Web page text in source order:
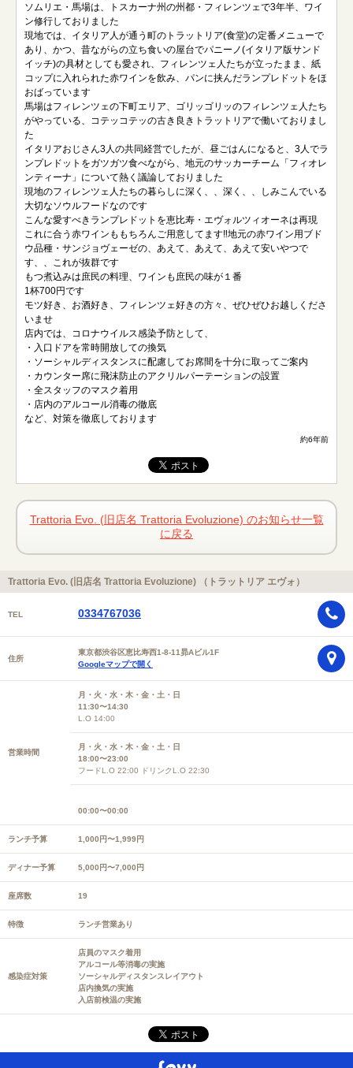
ソムリエ・馬場は、トスカーナ州の州都・フィレンツェで3年半、ワイ
ン修行しておりました
現地では、イタリア人が通う町のトラットリア(食堂)の定番メニューで
あり、かつ、昔ながらの立ち食いの屋台でパニーノ(イタリア版サンド
イッチ)の具材としても愛され、フィレンツェ人たちが立ったまま、紙
コップに入れられた赤ワインを飲み、パンに挟んだランプレドットをほ
おばっています
馬場はフィレンツェの下町エリア、ゴリッゴリッのフィレンツェ人たち
がやっている、コテッコテッの古き良きトラットリアで働いておりまし
た
イタリアおじさん3人の共同経営でしたが、昼ごはんになると、3人でラ
ンプレドットをガツガツ食べながら、地元のサッカーチーム「フィオレ
ンティーナ」について熱く議論しておりました
現地のフィレンツェ人たちの暮らしに深く、、深く、、しみこんでいる
大切なソウルフードなのです
こんな愛すべきランプレドットを恵比寿・エヴォルツィオーネは再現
これに合う赤ワインももちろんご用意してます‼️地元の赤ワイン用ブド
ウ品種・サンジョヴェーゼの、あえて、あえて、あえて安いやつで
す、、これが抜群です
もつ煮込みは庶民の料理、ワインも庶民の味が１番
1杯700円です
モツ好き、お酒好き、フィレンツェ好きの方々、ぜひぜひお越しくださ
いませ
店内では、コロナウイルス感染予防として、
・入口ドアを常時開放しての換気
・ソーシャルディスタンスに配慮してお席間を十分に取ってご案内
・カウンター席に飛沫防止のアクリルパーテーションの設置
・全スタッフのマスク着用
・店内のアルコール消毒の徹底
など、対策を徹底しております
約6年前
Trattoria Evo. (旧店名 Trattoria Evoluzione) のお知らせ一覧
に戻る
Trattoria Evo. (旧店名 Trattoria Evoluzione) （トラットリア エヴォ）
TEL 0334767036
住所
東京都渋谷区恵比寿西1-8-11昴Aビル1F
Googleマップで開く
営業時間
月・火・水・木・金・土・日
11:30〜14:30
L.O 14:00
月・火・水・木・金・土・日
18:00〜23:00
フードL.O 22:00 ドリンクL.O 22:30
00:00〜00:00
ランチ予算 1,000円〜1,999円
ディナー予算 5,000円〜7,000円
座席数 19
特徴 ランチ営業あり
感染症対策
店員のマスク着用
アルコール等消毒の実施
ソーシャルディスタンスレイアウト
店内換気の実施
入店前検温の実施